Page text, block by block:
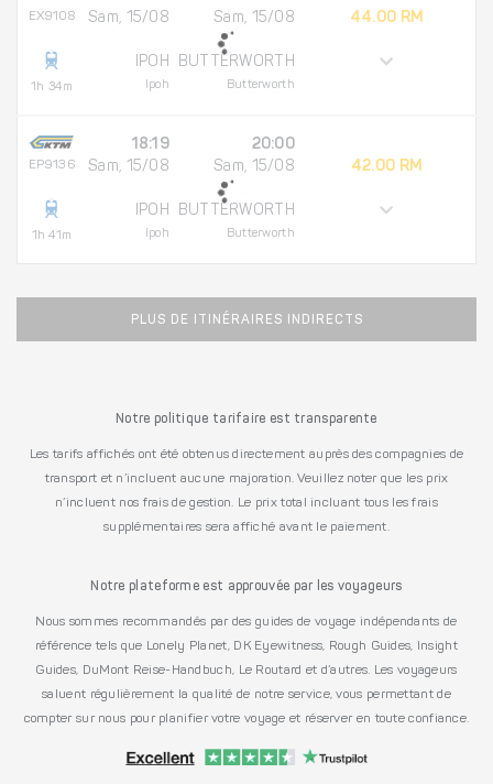
EX9108
1h 34m
Sam, 15/08
IPOH
Ipoh
Sam, 15/08
BUTTERWORTH
Butterworth
44.00 RM
EP9136
1h 41m
18:19
Sam, 15/08
IPOH
Ipoh
20:00
Sam, 15/08
BUTTERWORTH
Butterworth
42.00 RM
PLUS DE ITINÉRAIRES INDIRECTS
Notre politique tarifaire est transparente
Les tarifs affichés ont été obtenus directement auprès des compagnies de
transport et n’incluent aucune majoration. Veuillez noter que les prix
n’incluent nos frais de gestion. Le prix total incluant tous les frais
supplémentaires sera affiché avant le paiement.
Notre plateforme est approuvée par les voyageurs
Nous sommes recommandés par des guides de voyage indépendants de
référence tels que Lonely Planet, DK Eyewitness, Rough Guides, Insight
Guides, DuMont Reise-Handbuch, Le Routard et d’autres. Les voyageurs
saluent régulièrement la qualité de notre service, vous permettant de
compter sur nous pour planifier votre voyage et réserver en toute confiance.